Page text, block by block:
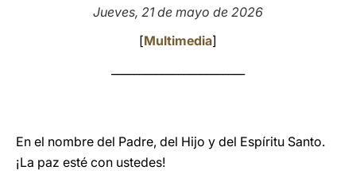
Jueves, 21 de mayo de 2026
[Multimedia]
En el nombre del Padre, del Hijo y del Espíritu Santo.
¡La paz esté con ustedes!